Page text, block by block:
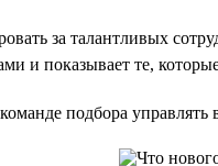
за талантливых
и показывает те,
подбора управлять